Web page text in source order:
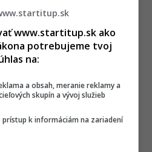
www.startitup.sk ako
potrebujeme tvoj
na:
a obsah, meranie reklamy a
skupín a vývoj služieb
prístup k informáciám na zariadení